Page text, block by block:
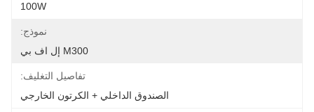
100W
نموذج:
M300 إل اف بي
تفاصيل التغليف:
الصندوق الداخلي + الكرتون الخارجي